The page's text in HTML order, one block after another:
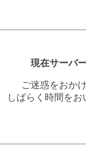
現在サーバ
ご迷惑をおか
しばらく時間を